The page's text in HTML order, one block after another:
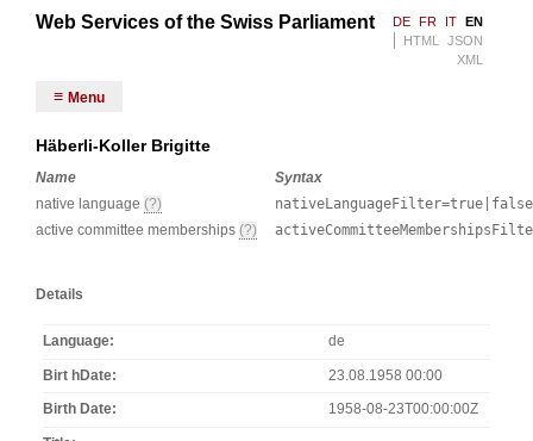
Web Services of the Swiss Parliament DE FR IT EN
HTML
JSON
XML
Menu
Häberli-Koller Brigitte
Name
Syntax
native language (?)
nativeLanguageFilter=true|false
active committee memberships (?)
Details
Language de
Birt hDate 23.08.1958 00:00
Birth Date 1958-08-23T00:00:00Z